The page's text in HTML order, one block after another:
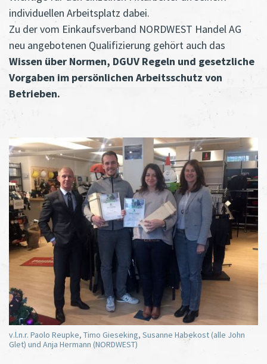
individuellen Arbeitsplatz dabei.
Zu der vom Einkaufsverband NORDWEST Handel AG
neu angebotenen Qualifizierung gehört auch das
Wissen über Normen, DGUV Regeln und gesetzliche
Vorgaben im persönlichen Arbeitsschutz von
Betrieben.
v.l.n.r. Paolo Reupke, Timo Gieseking, Susanne Habekost (alle John
Glet) und Anja Hermann (NORDWEST)